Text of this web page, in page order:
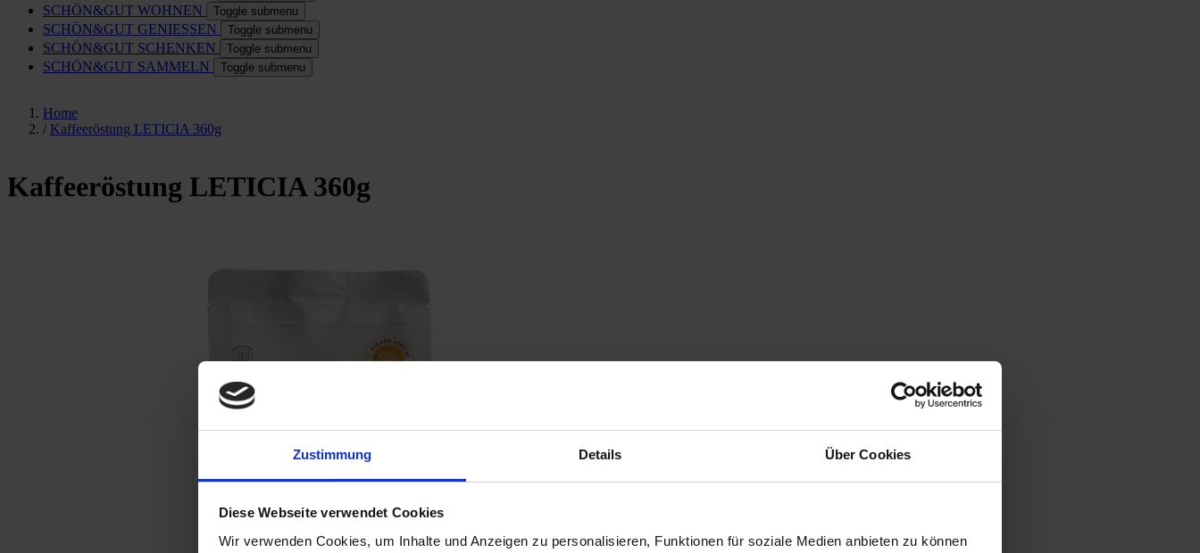
Zustimmung Details Über Cookies
Diese Webseite verwendet Cookies
Wir verwenden Cookies, um Inhalte und Anzeigen zu personalisieren, Funktionen für soziale Medien anbieten zu können
SCHÖN&GUT WOHNEN Toggle submenu
SCHÖN&GUT GENIESSEN Toggle submenu
SCHÖN&GUT SCHENKEN Toggle submenu
SCHÖN&GUT SAMMELN Toggle submenu
Home
/ Kaffeeröstung LETICIA 360g
Kaffeeröstung LETICIA 360g